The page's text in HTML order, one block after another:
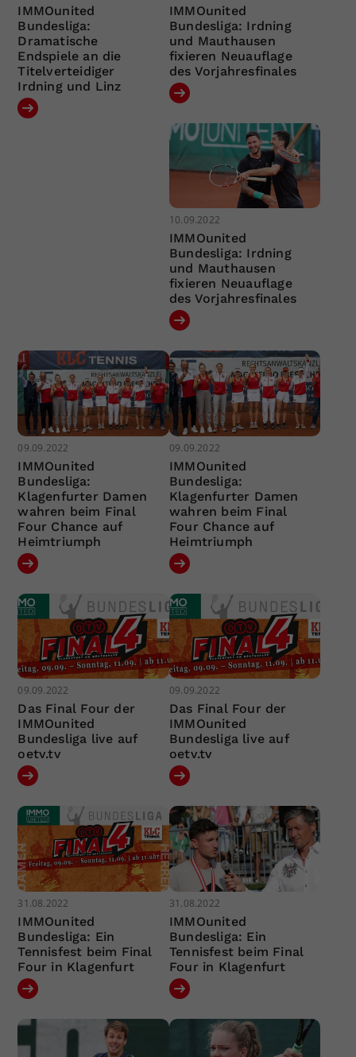
IMMOunited
Bundesliga:
Dramatische
Endspiele an die
Titelverteidiger
Irdning und Linz
IMMOunited
Bundesliga: Irdning
und Mauthausen
fixieren Neuauflage
des Vorjahresfinales
10.09.2022
IMMOunited
Bundesliga: Irdning
und Mauthausen
fixieren Neuauflage
des Vorjahresfinales
09.09.2022
IMMOunited
Bundesliga:
Klagenfurter Damen
wahren beim Final
Four Chance auf
Heimtriumph
09.09.2022
IMMOunited
Bundesliga:
Klagenfurter Damen
wahren beim Final
Four Chance auf
Heimtriumph
09.09.2022
Das Final Four der
IMMOunited
Bundesliga live auf
oetv.tv
09.09.2022
Das Final Four der
IMMOunited
Bundesliga live auf
oetv.tv
31.08.2022
IMMOunited
Bundesliga: Ein
Tennisfest beim Final
Four in Klagenfurt
31.08.2022
IMMOunited
Bundesliga: Ein
Tennisfest beim Final
Four in Klagenfurt